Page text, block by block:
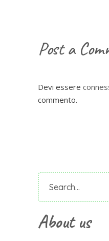
Post a
Devi essere
commento.
Search
for:
About us